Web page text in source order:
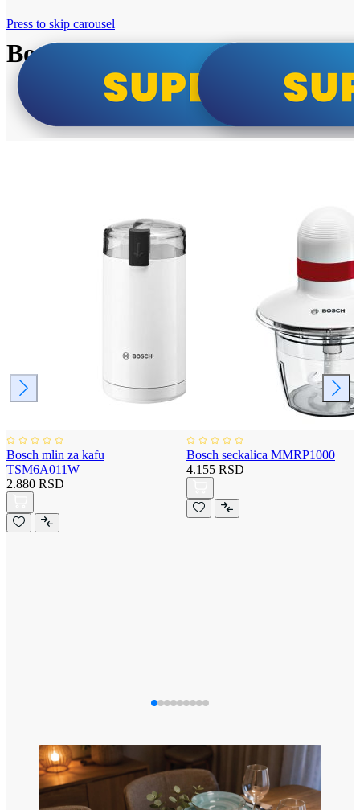
Bosch super cene
Press to skip carousel
Bosch mlin za kafu
TSM6A011W
2.880 RSD
Bosch seckalica MMRP1000
4.155 RSD